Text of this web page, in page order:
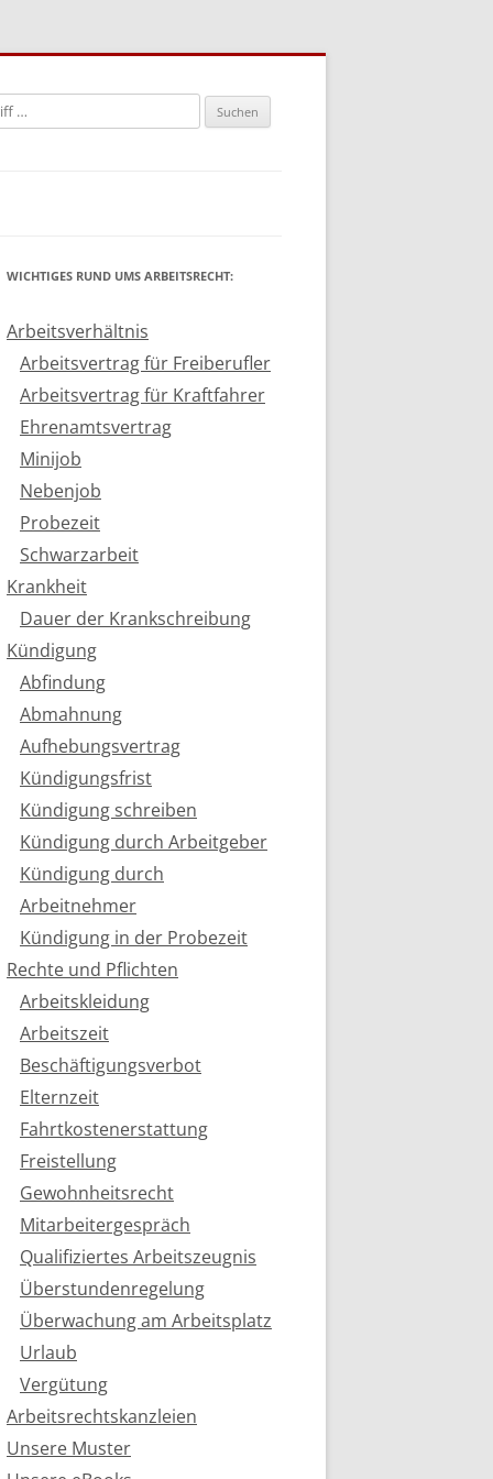
WICHTIGES RUND UMS ARBEITSRECHT:
Arbeitsverhältnis
Arbeitsvertrag für Freiberufler
Arbeitsvertrag für Kraftfahrer
Ehrenamtsvertrag
Minijob
Nebenjob
Probezeit
Schwarzarbeit
Krankheit
Dauer der Krankschreibung
Kündigung
Abfindung
Abmahnung
Aufhebungsvertrag
Kündigungsfrist
Kündigung schreiben
Kündigung durch Arbeitgeber
Kündigung durch
Arbeitnehmer
Kündigung in der Probezeit
Rechte und Pflichten
Arbeitskleidung
Arbeitszeit
Beschäftigungsverbot
Elternzeit
Fahrtkostenerstattung
Freistellung
Gewohnheitsrecht
Mitarbeitergespräch
Qualifiziertes Arbeitszeugnis
Überstundenregelung
Überwachung am Arbeitsplatz
Urlaub
Vergütung
Arbeitsrechtskanzleien
Unsere Muster